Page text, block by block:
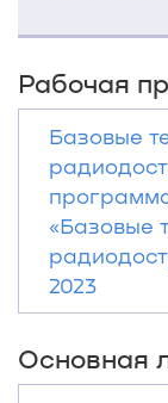
Рабочая
Базовые
«Базовые
2023
Основная